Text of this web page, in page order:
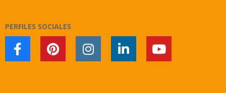
PERFILES SOCIALES